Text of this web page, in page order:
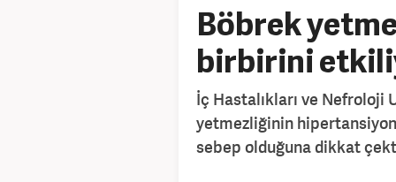
Böbrek
birbirini
İç Hastalıkları ve Nefroloji
yetmezliğinin
sebep olduğuna dikkat